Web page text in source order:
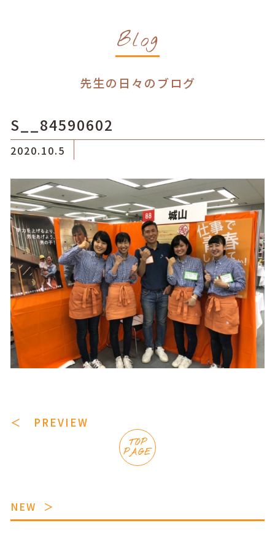
Blog
先生の日々のブログ
S__84590602
2020.10.5
＜ PREVIEW
TOP
PAGE
NEW